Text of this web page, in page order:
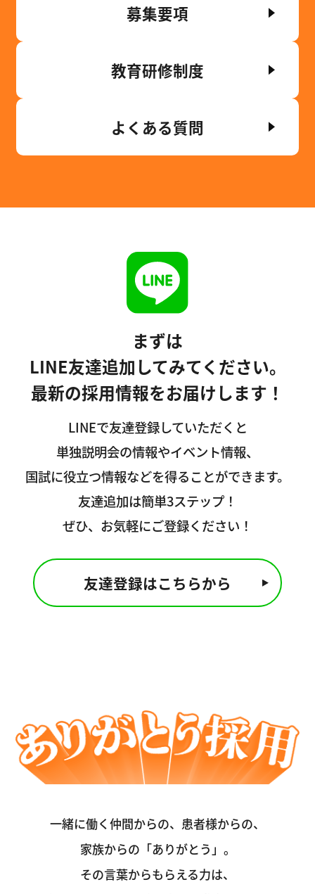
募集要項
教育研修制度
よくある質問
まずは
LINE友達追加してみてください。
最新の採用情報をお届けします！
LINEで友達登録していただくと
単独説明会の情報やイベント情報、
国試に役立つ情報などを得ることができます。
友達追加は簡単3ステップ！
ぜひ、お気軽にご登録ください！
友達登録はこちらから
一緒に働く仲間からの、患者様からの、
家族からの「ありがとう」。
その言葉からもらえる力は、